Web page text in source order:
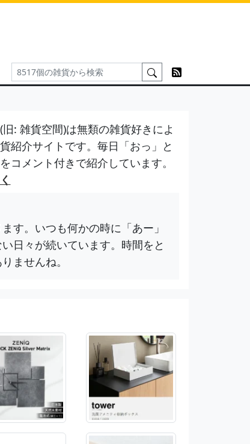
: 雑貨空間)は無類の雑貨好きによ
紹介サイトです。毎日「おっ」と
コメント付きで紹介しています。
す。いつも何かの時に「あー」
日々が続いています。時間をと
ませんね。